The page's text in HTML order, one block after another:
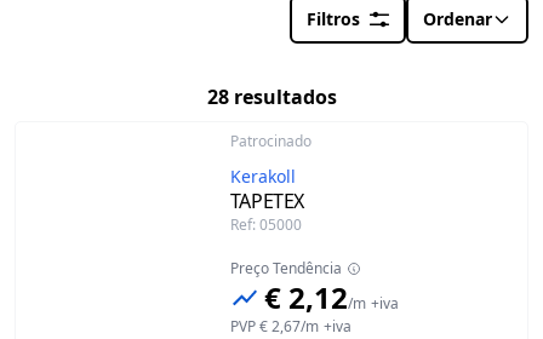
Filtros Ordenar
28 resultados
Patrocinado
Kerakoll
TAPETEX
Ref: 05000
Preço Tendência
€ 2,12/m +iva
PVP€ 2,67/m +iva